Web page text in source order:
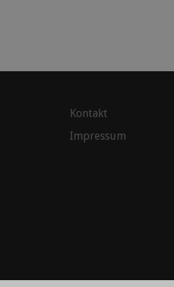
Kontakt
Impressum